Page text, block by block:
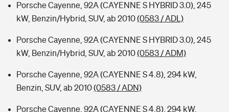
Porsche Cayenne, 92A (CAYENNE S HYBRID 3.0), 245
kW, Benzin/Hybrid, SUV, ab 2010(0583 / ADL)
Porsche Cayenne, 92A (CAYENNE S HYBRID 3.0), 245
kW, Benzin/Hybrid, SUV, ab 2010(0583 / ADM)
Porsche Cayenne, 92A (CAYENNE S 4.8), 294 kW,
Benzin, SUV, ab 2010(0583 / ADN)
Porsche Cayenne, 92A (CAYENNE S 4.8), 294 kW,